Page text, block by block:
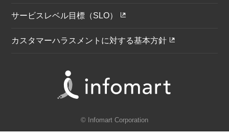
サービスレベル目標（SLO）
カスタマーハラスメントに対する基本方針
© Infomart Corporation